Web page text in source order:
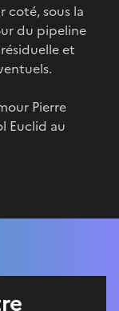
coté, sous la
du pipeline
et
Pierre
Euclid au